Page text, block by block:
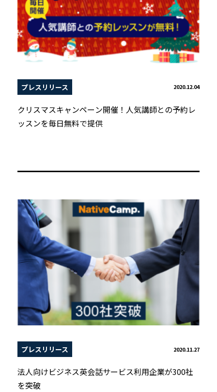
プレスリリース 2020.12.04
クリスマスキャンペーン開催！人気講師との予約レ
ッスンを毎日無料で提供
プレスリリース 2020.11.27
法人向けビジネス英会話サービス利用企業が300社
を突破